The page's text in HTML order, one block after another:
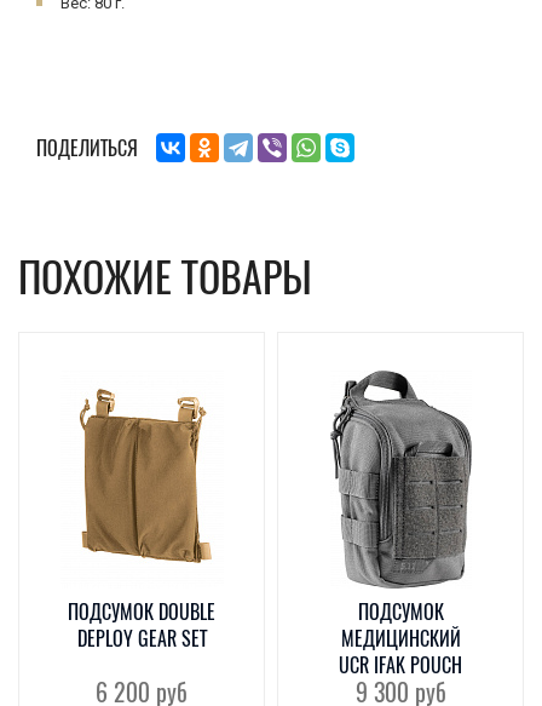
ПОДЕЛИТЬСЯ
ПОХОЖИЕ ТОВАРЫ
ПОДСУМОК DOUBLE
DEPLOY GEAR SET
6 200 руб
ПОДСУМОК
МЕДИЦИНСКИЙ
UCR IFAK POUCH
9 300 руб